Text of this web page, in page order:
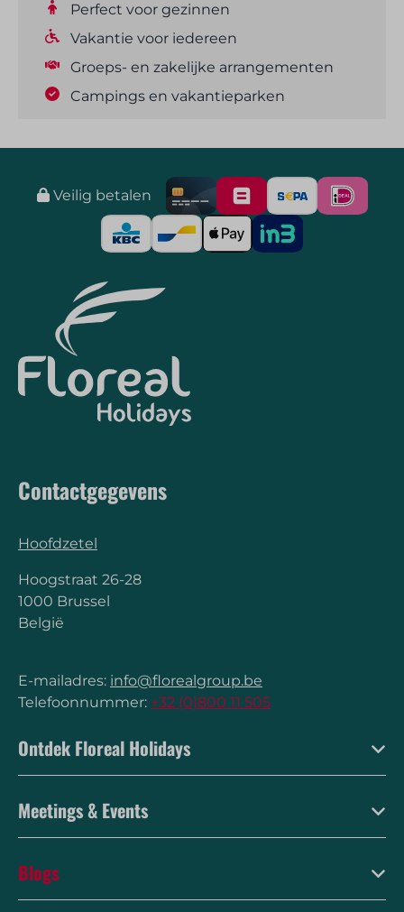
Perfect voor gezinnen
Vakantie voor iedereen
Groeps- en zakelijke arrangementen
Campings en vakantieparken
Veilig betalen
Contactgegevens
Hoofdzetel
Hoogstraat 26-28
1000 Brussel
België
E-mailadres: info@florealgroup.be
Telefoonnummer: +32 (0)800 11 505
Ontdek Floreal Holidays
Meetings & Events
Blogs